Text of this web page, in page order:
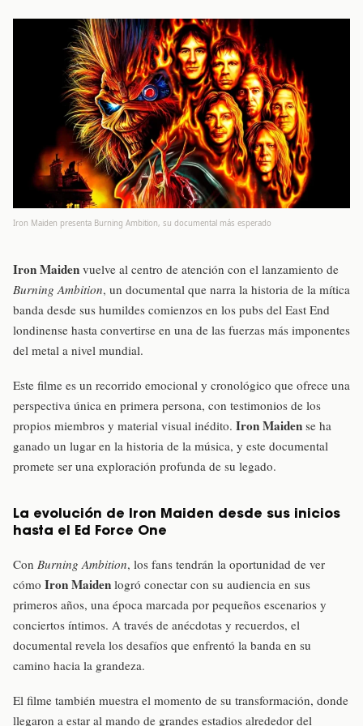
Iron Maiden presenta Burning Ambition, su documental más esperado
Iron Maiden vuelve al centro de atención con el lanzamiento de
Burning Ambition, un documental que narra la historia de la mítica
banda desde sus humildes comienzos en los pubs del East End
londinense hasta convertirse en una de las fuerzas más imponentes
del metal a nivel mundial.
Este filme es un recorrido emocional y cronológico que ofrece una
perspectiva única en primera persona, con testimonios de los
propios miembros y material visual inédito. Iron Maiden se ha
ganado un lugar en la historia de la música, y este documental
promete ser una exploración profunda de su legado.
La evolución de Iron Maiden desde sus inicios
hasta el Ed Force One
Con Burning Ambition, los fans tendrán la oportunidad de ver
cómo Iron Maiden logró conectar con su audiencia en sus
primeros años, una época marcada por pequeños escenarios y
conciertos íntimos. A través de anécdotas y recuerdos, el
documental revela los desafíos que enfrentó la banda en su
camino hacia la grandeza.
El filme también muestra el momento de su transformación, donde
llegaron a estar al mando de grandes estadios alrededor del